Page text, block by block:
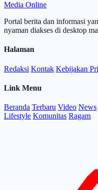
Media Online
Portal berita dan informasi
nyaman diakses di desktop
Halaman
Redaksi Kontak Kebijakan
Link Menu
Beranda Terbaru Video News
Lifestyle Komunitas Ragam